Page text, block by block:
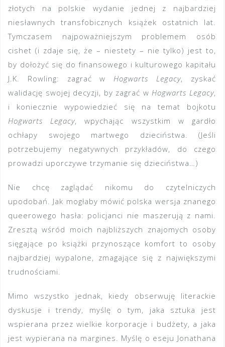
złotych na polskie wydanie jednej z najbardziej
niesławnych transfobicznych książek ostatnich lat.
Tymczasem najpoważniejszym problemem osób
cishet (i zdaje się, że – niestety – nie tylko) jest to,
by dołożyć się do finansowego i kulturowego kapitału
J.K. Rowling: zagrać wHogwarts Legacy, zyskać
walidację swojej decyzji, by zagrać wHogwarts Legacy,
i koniecznie wypowiedzieć się na temat bojkotu
Hogwarts Legacy, wpychając wszystkim w gardło
ochłapy swojego martwego dzieciństwa. (Jeśli
potrzebujemy negatywnych przykładów, do czego
prowadzi uporczywe trzymanie się dzieciństwa…)
Nie chcę zaglądać nikomu do czytelniczych
upodobań. Jak mogłaby mówić polska wersja znanego
queerowego hasła: policjanci nie maszerują z nami.
Zresztą wśród moich najbliższych znajomych osoby
sięgające po książki przynoszące komfort to osoby
najbardziej wypalone, zmagające się z największymi
trudnościami.
Mimo wszystko jednak, kiedy obserwuję literackie
dyskusje i trendy, myślę o tym, jaka sztuka jest
wspierana przez wielkie korporacje i budżety, a jaka
jest wypierana na margines. Myślę o eseju Jonathana